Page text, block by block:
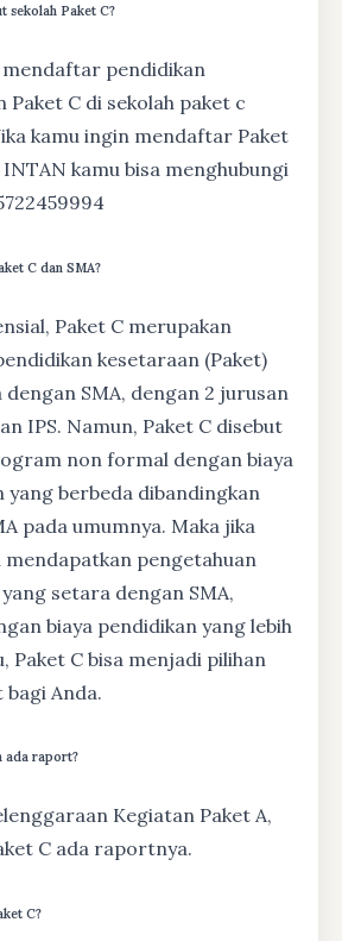
sekolah Paket C?
mendaftar pendidikan
Paket C di sekolah paket c
kamu ingin mendaftar Paket
INTAN kamu bisa menghubungi
C dan SMA?
Paket C merupakan
kesetaraan (Paket)
dengan SMA, dengan 2 jurusan
IPS. Namun, Paket C disebut
non formal dengan biaya
yang berbeda dibandingkan
pada umumnya. Maka jika
mendapatkan pengetahuan
setara dengan SMA,
biaya pendidikan yang lebih
Paket C bisa menjadi pilihan
Anda.
ada raport?
Kegiatan Paket A,
C ada raportnya.
C?